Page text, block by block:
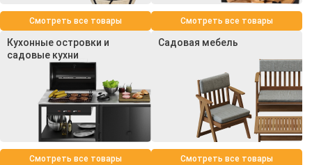
Смотреть все товары Смотреть все товары
Кухонные островки и
садовые кухни
Смотреть все товары
Садовая мебель
Смотреть все товары